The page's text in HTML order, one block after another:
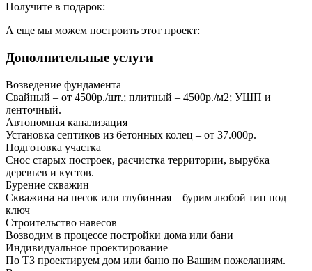
Получите в подарок:
А еще мы можем построить этот проект:
Дополнительные услуги
Возведение фундамента
Свайный – от 4500р./шт.; плитный – 4500р./м2; УШП и
ленточный.
Автономная канализация
Установка септиков из бетонных колец – от 37.000р.
Подготовка участка
Снос старых построек, расчистка территории, вырубка
деревьев и кустов.
Бурение скважин
Скважина на песок или глубинная – бурим любой тип под
ключ
Строительство навесов
Возводим в процессе постройки дома или бани
Индивидуальное проектирование
По ТЗ проектируем дом или баню по Вашим пожеланиям.